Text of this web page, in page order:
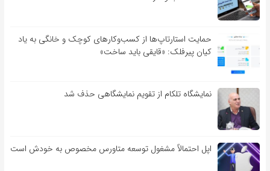
حمایت استارتاپ‌ها از کسب‌وکارهای کوچک و خانگی به یاد
کیان پیرفلک: «قایقی باید ساخت»
نمایشگاه تلکام از تقویم نمایشگاهی حذف شد
اپل احتمالاً مشغول توسعه متاورس مخصوص به خودش است